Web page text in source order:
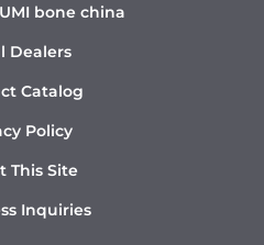
bone china
Dealers
Catalog
Policy
This Site
Inquiries